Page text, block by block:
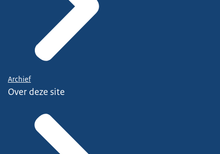
Archief
Over deze site